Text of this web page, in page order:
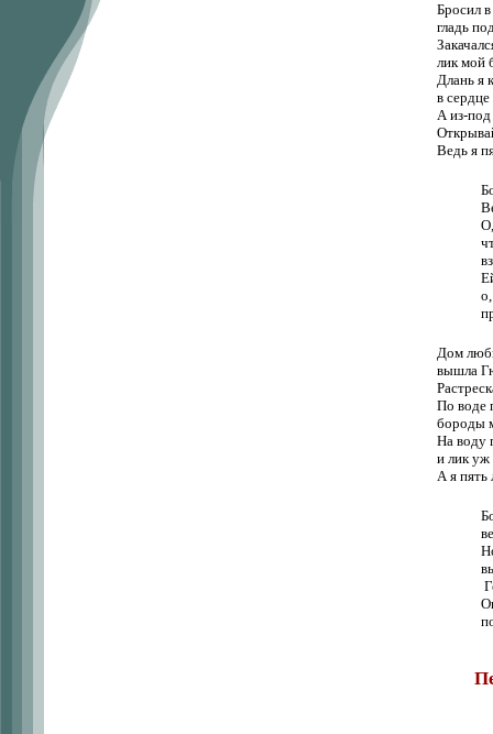
Бросил
гладь
лик мой
Длань я
в
А из-под
Ведь я
Дом
вышла
По воде
бороды
На воду
и лик
А я пять